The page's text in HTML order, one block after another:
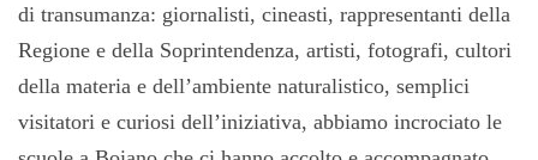
di transumanza: giornalisti, cineasti, rappresentanti della
Regione e della Soprintendenza, artisti, fotografi, cultori
della materia e dell’ambiente naturalistico, semplici
visitatori e curiosi dell’iniziativa, abbiamo incrociato le